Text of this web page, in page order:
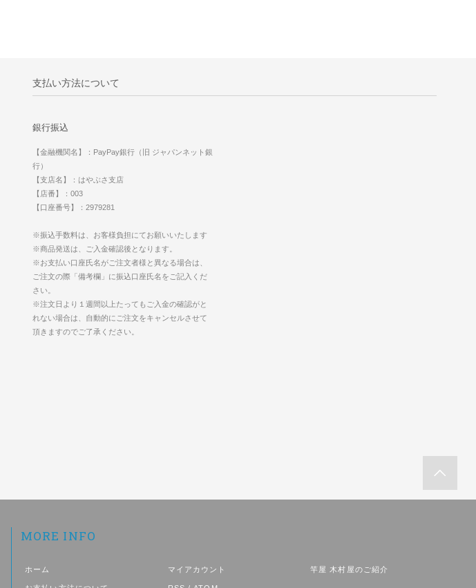
支払い方法について
銀行振込
【金融機関名】：PayPay銀行（旧 ジャパンネット銀
行）
【支店名】：はやぶさ支店
【店番】：003
【口座番号】：2979281
※振込手数料は、お客様負担にてお願いいたします
※商品発送は、ご入金確認後となります。
※お支払い口座氏名がご注文者様と異なる場合は、
ご注文の際「備考欄」に振込口座氏名をご記入くだ
さい。
※注文日より１週間以上たってもご入金の確認がと
れない場合は、自動的にご注文をキャンセルさせて
頂きますのでご了承ください。
MORE INFO
ホーム マイアカウント 竿屋 木村屋のご紹介